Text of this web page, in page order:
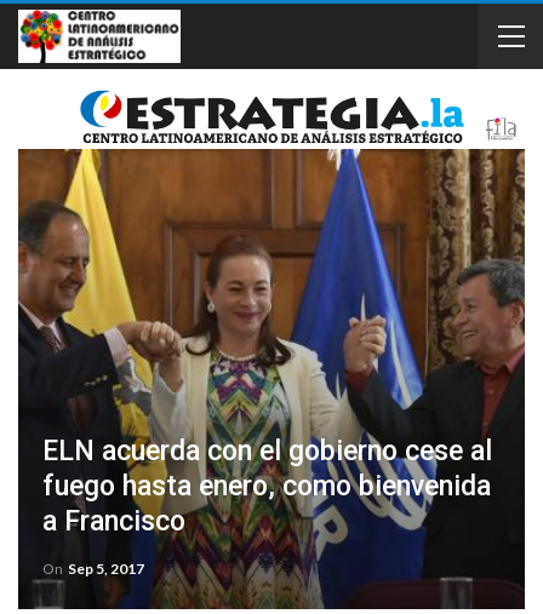
ELN acuerda con el gobierno cese al
fuego hasta enero, como bienvenida
a Francisco
On Sep 5, 2017